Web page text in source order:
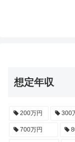
想定年収
200万円 300
700万円